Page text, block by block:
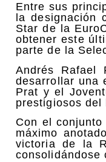
Entre sus
la designación
Star de la
obtener este
parte de la
Andrés Rafael
desarrollar una
Prat y el
prestigiosos del
Con el
máximo
victoria de la
consolidándose